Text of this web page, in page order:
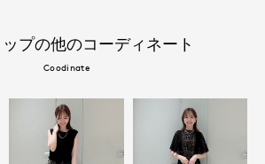
プの他のコーディネート
Coodinate